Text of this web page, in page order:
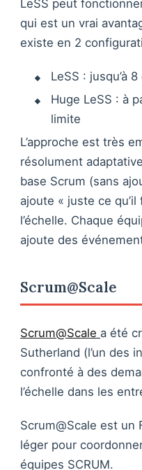
LeSS peut
qui est un vrai
existe en 2
LeSS : jusqu’à
Huge LeSS : à
limite
L’approche est très
résolument
base Scrum (sans
ajoute « juste ce
l’échelle. Chaque
ajoute des
Scrum@Scale
Scrum@Scale a été
Sutherland (l’un des
confronté à des
l’échelle dans les
Scrum@Scale est un
léger pour
équipes SCRUM.